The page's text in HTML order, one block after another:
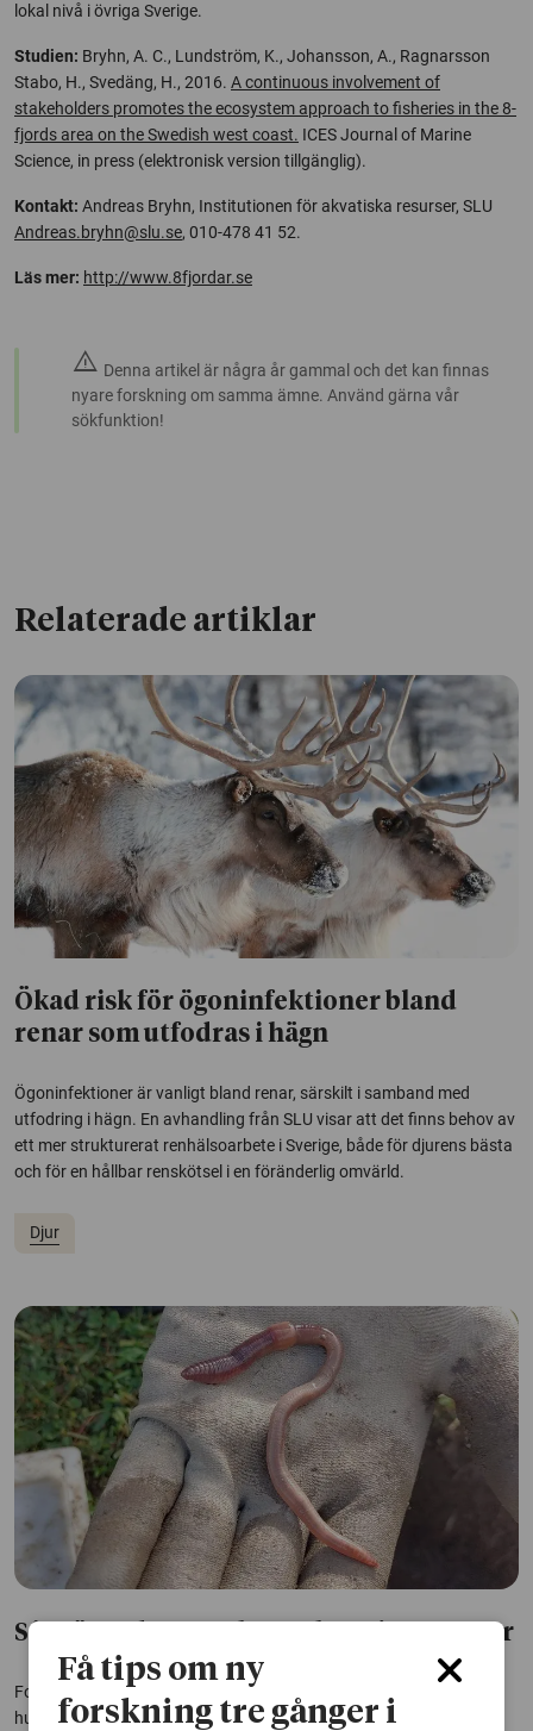
lokal nivå i övriga Sverige.
Studien: Bryhn, A. C., Lundström, K., Johansson, A., Ragnarsson
Stabo, H., Svedäng, H., 2016. A continuous involvement of
stakeholders promotes the ecosystem approach to fisheries in the 8-
fjords area on the Swedish west coast. ICES Journal of Marine
Science, in press (elektronisk version tillgänglig).
Kontakt: Andreas Bryhn, Institutionen för akvatiska resurser, SLU
Andreas.bryhn@slu.se, 010-478 41 52.
Läs mer: http://www.8fjordar.se
warning Denna artikel är några år gammal och det kan finnas
nyare forskning om samma ämne. Använd gärna vår
sökfunktion!
Relaterade artiklar
Ökad risk för ögoninfektioner bland
renar som utfodras i hägn
Ögoninfektioner är vanligt bland renar, särskilt i samband med
utfodring i hägn. En avhandling från SLU visar att det finns behov av
ett mer strukturerat renhälsoarbete i Sverige, både för djurens bästa
och för en hållbar renskötsel i en föränderlig omvärld.
Djur
Så gräver daggmaskar – skanning ger svar
Forskare vid SLU har testat en metod som gör det möjligt att följa
hur daggmaskar gräver i jorden. Det kan ge svar på hur maskarnas
Få tips om ny
forskning tre gånger i